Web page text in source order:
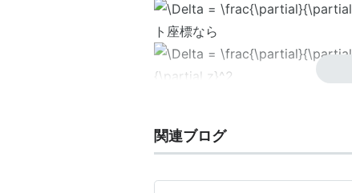
ト座標なら
にLaplace-Beltrami演算子と呼ぶ．
関連ブログ